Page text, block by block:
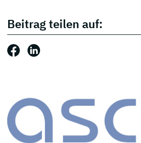
Beitrag teilen auf:
Beitrag teilen auf: Facebook
Beitrag teilen auf: LinkedIn